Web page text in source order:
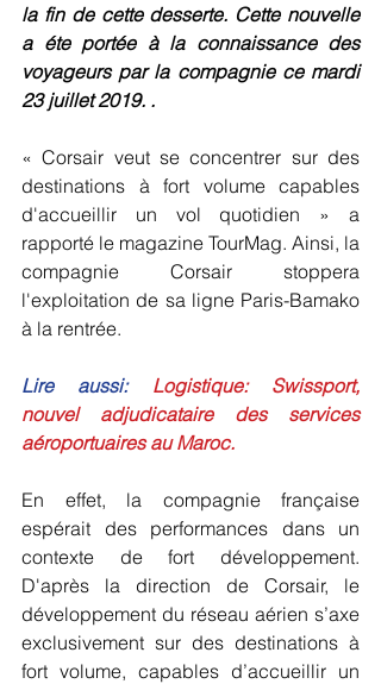
la fin de cette desserte. Cette nouvelle
a éte portée à la connaissance des
voyageurs par la compagnie ce mardi
23 juillet 2019. .
« Corsair veut se concentrer sur des
destinations à fort volume capables
d'accueillir un vol quotidien » a
rapporté le magazine TourMag. Ainsi, la
compagnie Corsair stoppera
l'exploitation de sa ligne Paris-Bamako
à la rentrée.
Lire aussi: Logistique: Swissport,
nouvel adjudicataire des services
aéroportuaires au Maroc.
En effet, la compagnie française
espérait des performances dans un
contexte de fort développement.
D'après la direction de Corsair, le
développement du réseau aérien s’axe
exclusivement sur des destinations à
fort volume, capables d’accueillir un